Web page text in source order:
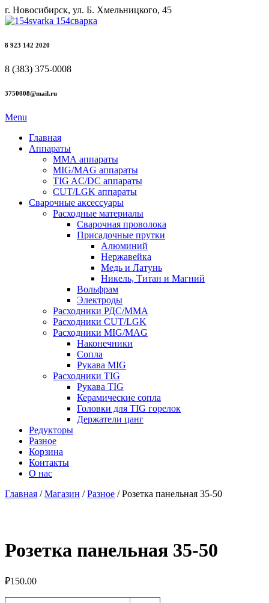
г. Новосибирск, ул. Б. Хмельницкого, 45
8 923 142 2020
8 (383) 375-0008
3750008@mail.ru
Menu
Главная
Аппараты
ММА аппараты
MIG/MAG аппараты
TIG AC/DC аппараты
CUT/LGK аппараты
Сварочные аксессуары
Расходные материалы
Сварочная проволока
Присадочные прутки
Алюминий
Нержавейка
Медь и Латунь
Никель, Титан и Магний
Вольфрам
Электроды
Расходники РДС/MMA
Расходники CUT/LGK
Расходники MIG/MAG
Наконечники
Сопла
Рукава MIG
Расходники TIG
Рукава TIG
Керамические сопла
Головки для TIG горелок
Держатели цанг
Редукторы
Разное
Корзина
Контакты
О нас
Главная /Магазин /Разное / Розетка панельная 35-50
Розетка панельная 35-50
₽150.00